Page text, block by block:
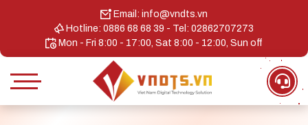
Email: info@vndts.vn
Hotline: 0886 68 68 39 - Tel: 02862707273
Mon - Fri 8:00 - 17:00, Sat 8:00 - 12:00, Sun off